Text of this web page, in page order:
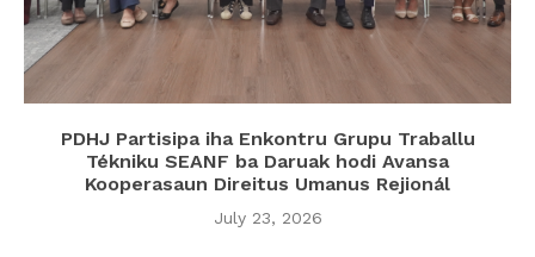
PDHJ Partisipa iha Enkontru Grupu Traballu
Tékniku SEANF ba Daruak hodi Avansa
Kooperasaun Direitus Umanus Rejionál
July 23, 2026